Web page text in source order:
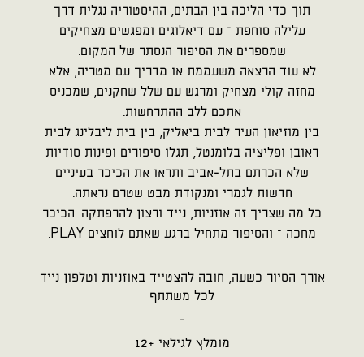
תוך כדי הליכה בין הבתים, ההיסטוריה נגלית דרך
עלילה סוחפת – עם דיאלוגים ומפגשים מצחיקים
שמספרים את הסיפור הנסתר של המקום.
לא עוד הרצאה משעממת או מדריך עם מטריה, אלא
מחזה קולי מצחיק ומרגש עם שלל שחקנים, שמכניס
אתכם ללב ההתרחשות.
בין מוזיאון העיר לבית ביאליק, בין בית ליבלינג לבית
ראובן ופליציה בלומנטל, תגלו סיפורים ופינות סודיות
שלא הכרתם בתל-אביב ותראו את הכיכר בעיניים
חדשות לגמרי ומנקודת מבט שטרם נראתה.
כל מה שצריך זה אוזניות, נייד ורצון להרפתקה. הכיכר
מחכה – והסיפור מתחיל ברגע שאתם לוחצים PLAY.
אורך הסיור כשעה, חובה להצטייד באוזניות וטלפון נייד
לכל משתתף
-
מומלץ לגילאי +12